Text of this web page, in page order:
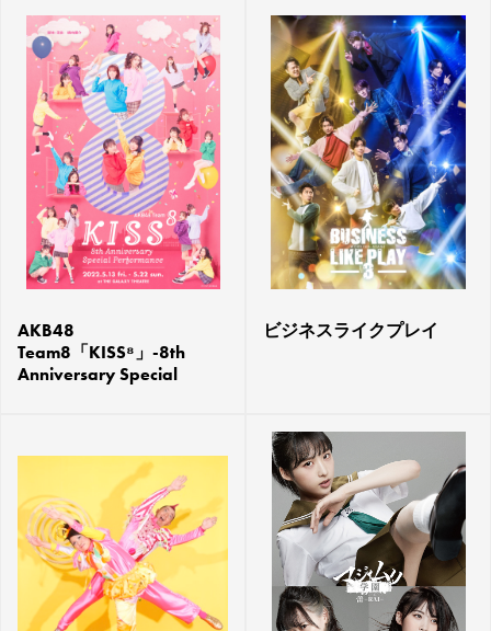
AKB48
Team8「KISS⁸」-8th
Anniversary Special
ビジネスライクプレイ